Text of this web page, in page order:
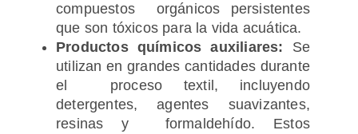
compuestos orgánicos persistentes
que son tóxicos para la vida acuática.
Productos químicos auxiliares: Se
utilizan en grandes cantidades durante
el proceso textil, incluyendo
detergentes, agentes suavizantes,
resinas y formaldehído. Estos